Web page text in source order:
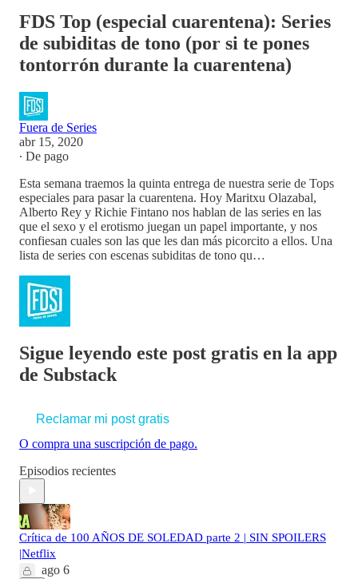
FDS Top (especial cuarentena): Series
de subiditas de tono (por si te pones
tontorrón durante la cuarentena)
Fuera de Series
abr 15, 2020
∙ De pago
Esta semana traemos la quinta entrega de nuestra serie de Tops
especiales para pasar la cuarentena. Hoy Maritxu Olazabal,
Alberto Rey y Richie Fintano nos hablan de las series en las
que el sexo y el erotismo juegan un papel importante, y nos
confiesan cuales son las que les dan más picorcito a ellos. Una
lista de series con escenas subiditas de tono qu…
Sigue leyendo este post gratis en la app
de Substack
Reclamar mi post gratis
O compra una suscripción de pago.
Episodios recientes
Crítica de 100 AÑOS DE SOLEDAD parte 2 | SIN SPOILERS
|Netflix
ago 6